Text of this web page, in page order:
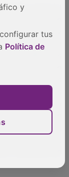
como el
de la que
años 1960 y
pequeño se
los adelantos
Pedro Vives
que sería su
Irene
hijos: Emilio,
Nacional de
y
tus
Política de